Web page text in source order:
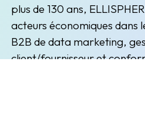
plus de 130 ans,
acteurs économiques dans
B2B de data marketing,
client/fournisseur et